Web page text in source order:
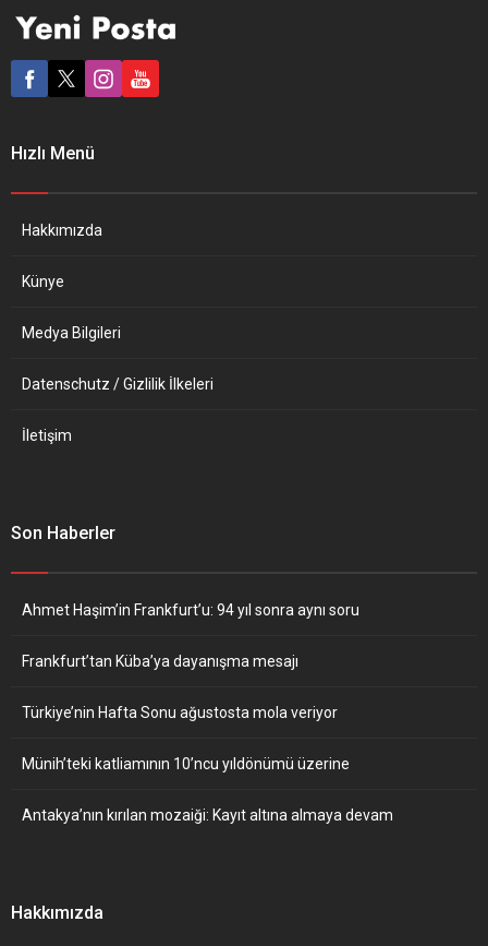
etkilerine karşı Avrupa
olan Yeşil Mutabakat
kapsamında ormanları
ekolojik ilkeler göz önünde
ağaç dikilmesi planlanıyor.
Hızlı Menü
Hakkımızda
Künye
Medya Bilgileri
Datenschutz / Gizlilik İlkeleri
İletişim
Son Haberler
Ahmet Haşim’in Frankfurt’u: 94 yıl sonra aynı soru
Frankfurt’tan Küba’ya dayanışma mesajı
Türkiye’nin Hafta Sonu ağustosta mola veriyor
Münih’teki katliamının 10’ncu yıldönümü üzerine
Antakya’nın kırılan mozaiği: Kayıt altına almaya devam
Hakkımızda